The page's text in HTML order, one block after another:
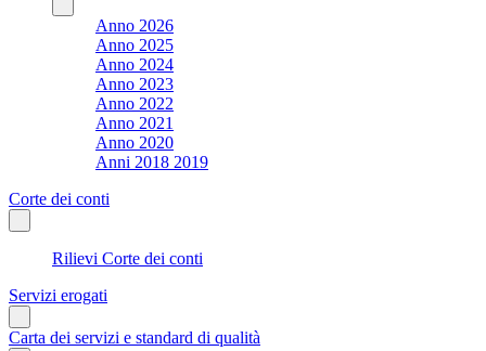
Anno 2026
Anno 2025
Anno 2024
Anno 2023
Anno 2022
Anno 2021
Anno 2020
Anni 2018 2019
Corte dei conti
Rilievi Corte dei conti
Servizi erogati
Carta dei servizi e standard di qualità